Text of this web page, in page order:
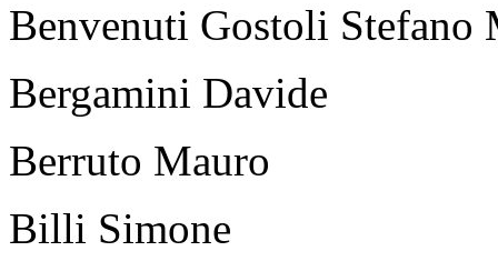
Benvenuti Gostoli Stefano
Bergamini Davide
Berruto Mauro
Billi Simone